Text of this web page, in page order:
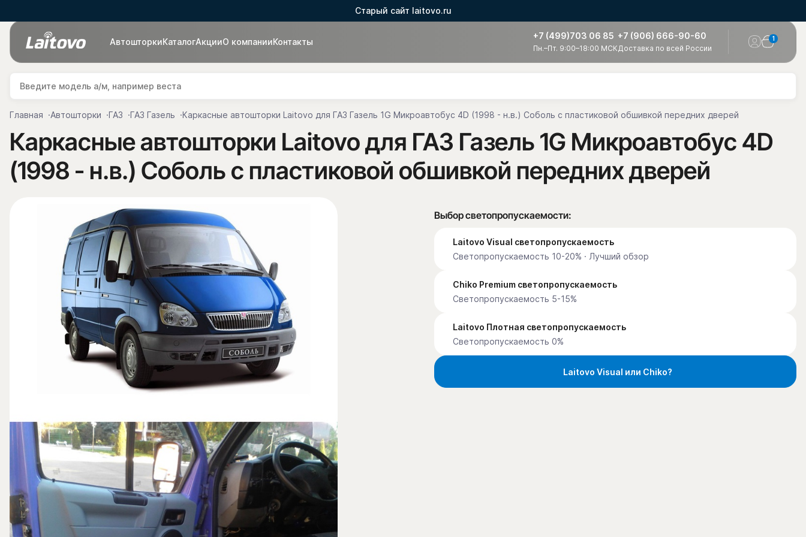
Старый сайт laitovo.ru
АвтошторкиКаталогАкцииО компанииКонтакты
+7 (499)703 06 85
Пн.–Пт. 9:00–18:00 МСК
+7 (906) 666-90-60
Доставка по всей России
1
Главная Автошторки ГАЗ ГАЗ Газель Каркасные автошторки Laitovo для ГАЗ Газель 1G Микроавтобус 4D (1998 - н.в.) Соболь с пластиковой обшивкой передних дверей
Каркасные автошторки Laitovo для ГАЗ Газель 1G Микроавтобус 4D
(1998 - н.в.) Соболь с пластиковой обшивкой передних дверей
Выбор светопропускаемости:
Laitovo Visual светопропускаемость
Светопропускаемость 10-20% · Лучший обзор
Chiko Premium светопропускаемость
Светопропускаемость 5-15%
Laitovo Плотная светопропускаемость
Светопропускаемость 0%
Laitovo Visual или Chiko?